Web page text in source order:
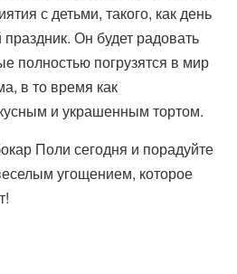
с детьми, такого, как день
Он будет радовать
полностью погрузятся в мир
в то время как
и украшенным тортом.
Поли сегодня и порадуйте
угощением, которое